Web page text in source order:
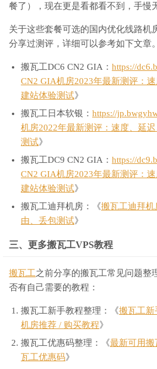
餐了），现在更是看都看不到，手慢
关于这些套餐可选的国内优化线路机
分享过测评，详细可以参考如下文章。
搬瓦工DC6 CN2 GIA： https://
CN2 GIA机房2023年最新测评：
建站体验测试》
搬瓦工日本软银： https://
机房2022年最新测评：速度、延
测试》
搬瓦工DC9 CN2 GIA： https://
CN2 GIA机房2023年最新测评：
建站体验测试》
搬瓦工迪拜机房：《搬瓦工迪拜
由、丢包测试》
三、更多搬瓦工VPS教程
搬瓦工之前分享的搬瓦工常见问题整
否有自己需要的教程：
搬瓦工新手教程整理：《搬瓦工新
机房推荐 / 购买教程》
搬瓦工优惠码整理：《最新可用搬
瓦工优惠码》